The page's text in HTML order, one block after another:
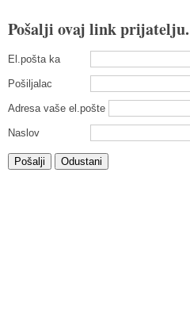
Pošalji ovaj link prijatelju.
El.pošta ka
Pošiljalac
Adresa vaše el.pošte
Naslov
Pošalji Odustani